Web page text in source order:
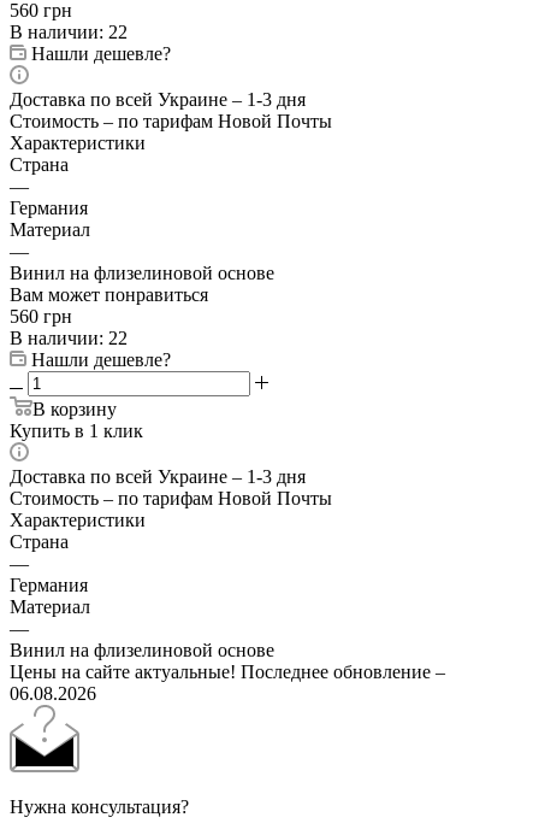
560 грн
В наличии: 22
Нашли дешевле?
Доставка по всей Украине – 1-3 дня
Стоимость – по тарифам Новой Почты
Характеристики
Страна
—
Германия
Материал
—
Винил на флизелиновой основе
Вам может понравиться
560 грн
В наличии: 22
Нашли дешевле?
В корзину
Купить в 1 клик
Доставка по всей Украине – 1-3 дня
Стоимость – по тарифам Новой Почты
Характеристики
Страна
—
Германия
Материал
—
Винил на флизелиновой основе
Цены на сайте актуальные! Последнее обновление –
06.08.2026
Нужна консультация?